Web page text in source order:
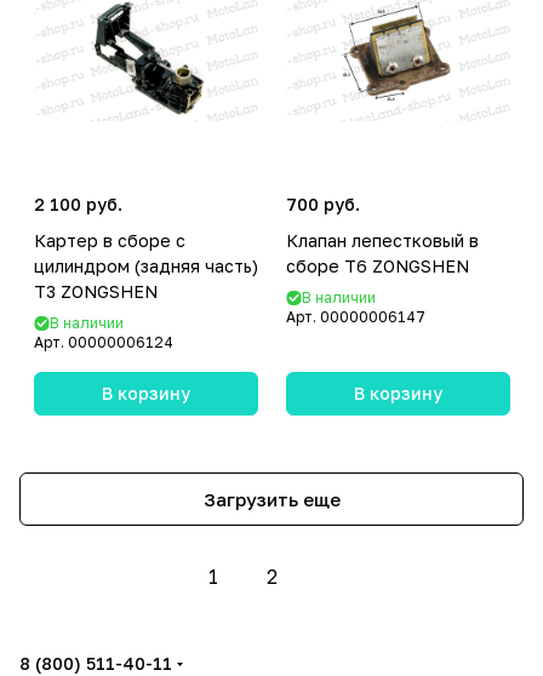
2 100 руб.
Картер в сборе с
цилиндром (задняя часть)
T3 ZONGSHEN
В наличии
Арт. 00000006124
В корзину
700 руб.
Клапан лепестковый в
сборе T6 ZONGSHEN
В наличии
Арт. 00000006147
В корзину
Загрузить еще
1 2
8 (800) 511-40-11